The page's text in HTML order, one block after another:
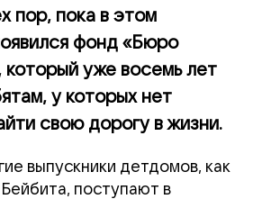
пор, пока в этом
фонд «Бюро
уже восемь лет
у которых нет
свою дорогу в жизни.
выпускники детдомов, как
поступают в